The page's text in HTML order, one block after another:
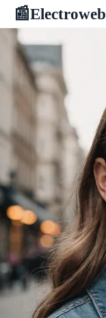
📰Electroweb